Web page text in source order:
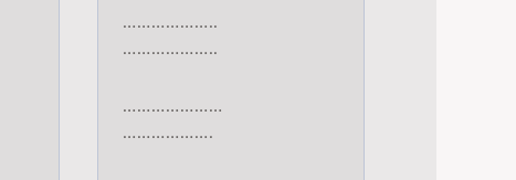
………………..
………………..
…………………
……………….